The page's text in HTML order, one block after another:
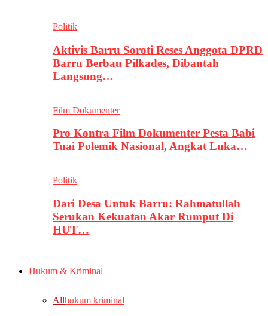
Politik
Aktivis Barru Soroti Reses Anggota DPRD
Barru Berbau Pilkades, Dibantah
Langsung…
Film Dokumenter
Pro Kontra Film Dokumenter Pesta Babi
Tuai Polemik Nasional, Angkat Luka…
Politik
Dari Desa Untuk Barru: Rahmatullah
Serukan Kekuatan Akar Rumput Di
HUT…
Hukum & Kriminal
Allhukum kriminal